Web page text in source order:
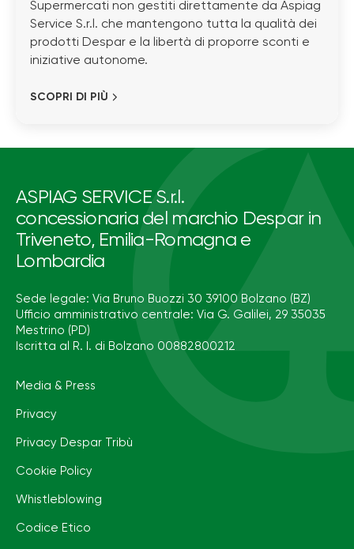
Supermercati non gestiti direttamente da Aspiag
Service S.r.l. che mantengono tutta la qualità dei
prodotti Despar e la libertà di proporre sconti e
iniziative autonome.
SCOPRI DI PIÙ
ASPIAG SERVICE S.r.l.
concessionaria del marchio Despar in
Triveneto, Emilia-Romagna e
Lombardia
Sede legale: Via Bruno Buozzi 30 39100 Bolzano (BZ)
Ufficio amministrativo centrale: Via G. Galilei, 29 35035
Mestrino (PD)
Iscritta al R. I. di Bolzano 00882800212
Media & Press
Privacy
Privacy Despar Tribù
Cookie Policy
Whistleblowing
Codice Etico